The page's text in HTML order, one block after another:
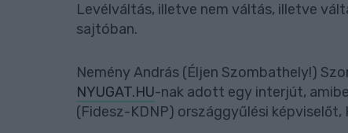
Levélváltás, illetve nem váltás, illetve
sajtóban.
Nemény András (Éljen Szombathely!)
NYUGAT.HU-nak adott egy interjút,
(Fidesz-KDNP) országgyűlési képviselőt,